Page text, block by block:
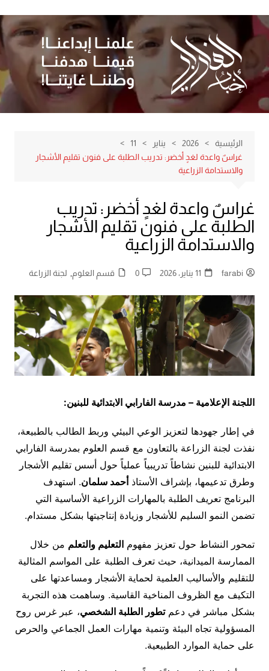
إلى
المحتوى
الرئيسية 2026 يناير
11
غراسٌ واعدة لغدٍ أخضر: تدريب الطلبة على فنون تقليم الأشجار
والاستدامة الزراعية
غراسٌ واعدة لغدٍ أخضر: تدريب
الطلبة على فنون تقليم الأشجار
والاستدامة الزراعية
farabi 11 يناير، 2026 0 قسم العلوم, لجنة الزراعة
اللجنة الإعلامية – مدرسة الفارابي الابتدائية للبنين:
في إطار جهودها لتعزيز الوعي البيئي وربط الطالب بالطبيعة،
نفذت لجنة الزراعة بالتعاون مع قسم العلوم بمدرسة الفارابي
الابتدائية للبنين نشاطاً تدريبياً عملياً حول أسس تقليم الأشجار
وطرق تدعيمها، بإشراف الأستاذأحمد سلمان. استهدف
البرنامج تعريف الطلبة بالمهارات الزراعية الأساسية التي
تضمن النمو السليم للأشجار وزيادة إنتاجيتها بشكل مستدام.
تمحور النشاط حول تعزيز مفهوم التعليم والتعلم من خلال
الممارسة الميدانية، حيث تعرف الطلبة على المواسم المثالية
للتقليم والأساليب العلمية لحماية الأشجار ومساعدتها على
التكيف مع الظروف المناخية القاسية. وساهمت هذه التجربة
بشكل مباشر في دعمتطور الطلبة الشخصي، عبر غرس روح
المسؤولية تجاه البيئة وتنمية مهارات العمل الجماعي والحرص
على حماية الموارد الطبيعية.